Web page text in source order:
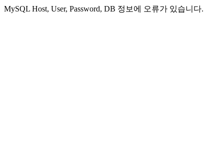
MySQL Host, User, Password, DB 정보에 오류가 있습니다.